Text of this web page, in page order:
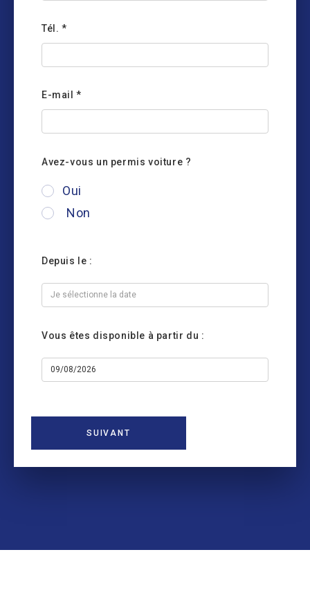
Tél.*
E-mail*
Oui
Non
Avez-vous un permis voiture ?
Depuis le :
Vous êtes disponible à partir du :